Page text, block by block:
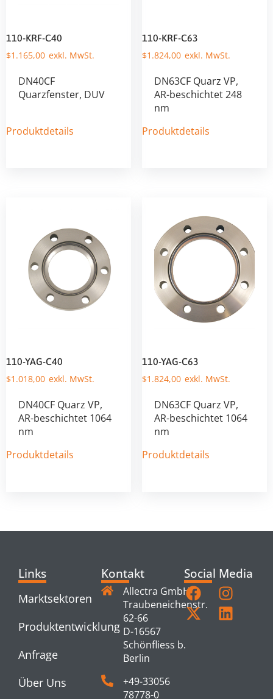
110-KRF-C40
$1.165,00
DN40CF
Quarzfenster, DUV
Produktdetails
110-KRF-C63
$1.824,00
DN63CF Quarz VP,
AR-beschichtet 248
nm
Produktdetails
110-YAG-C40
$1.018,00
DN40CF Quarz VP,
AR-beschichtet 1064
nm
Produktdetails
110-YAG-C63
$1.824,00
DN63CF Quarz VP,
AR-beschichtet 1064
nm
Produktdetails
Links
Marktsektoren
Produktentwicklung
Anfrage
Über Uns
Kontakt
Allectra GmbH
Traubeneichenstr.
62-66
D-16567
Schönfliess b.
Berlin
+49-33056
78778-0
Social Media